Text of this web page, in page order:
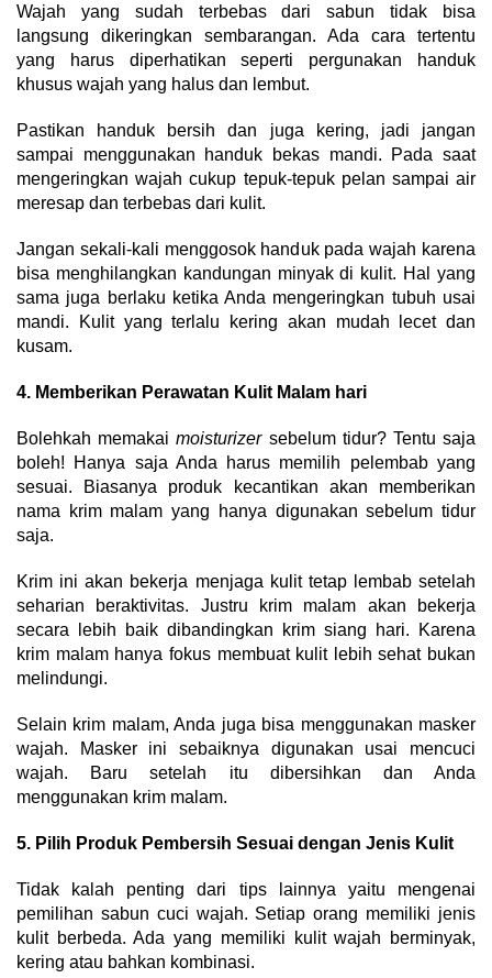
Wajah yang sudah terbebas dari sabun tidak bisa
langsung dikeringkan sembarangan. Ada cara tertentu
yang harus diperhatikan seperti pergunakan handuk
khusus wajah yang halus dan lembut.
Pastikan handuk bersih dan juga kering, jadi jangan
sampai menggunakan handuk bekas mandi. Pada saat
mengeringkan wajah cukup tepuk-tepuk pelan sampai air
meresap dan terbebas dari kulit.
Jangan sekali-kali menggosok handuk pada wajah karena
bisa menghilangkan kandungan minyak di kulit. Hal yang
sama juga berlaku ketika Anda mengeringkan tubuh usai
mandi. Kulit yang terlalu kering akan mudah lecet dan
kusam.
4. Memberikan Perawatan Kulit Malam hari
Bolehkah memakaimoisturizersebelum tidur? Tentu saja
boleh! Hanya saja Anda harus memilih pelembab yang
sesuai. Biasanya produk kecantikan akan memberikan
nama krim malam yang hanya digunakan sebelum tidur
saja.
Krim ini akan bekerja menjaga kulit tetap lembab setelah
seharian beraktivitas. Justru krim malam akan bekerja
secara lebih baik dibandingkan krim siang hari. Karena
krim malam hanya fokus membuat kulit lebih sehat bukan
melindungi.
Selain krim malam, Anda juga bisa menggunakan masker
wajah. Masker ini sebaiknya digunakan usai mencuci
wajah. Baru setelah itu dibersihkan dan Anda
menggunakan krim malam.
5. Pilih Produk Pembersih Sesuai dengan Jenis Kulit
Tidak kalah penting dari tips lainnya yaitu mengenai
pemilihan sabun cuci wajah. Setiap orang memiliki jenis
kulit berbeda. Ada yang memiliki kulit wajah berminyak,
kering atau bahkan kombinasi.